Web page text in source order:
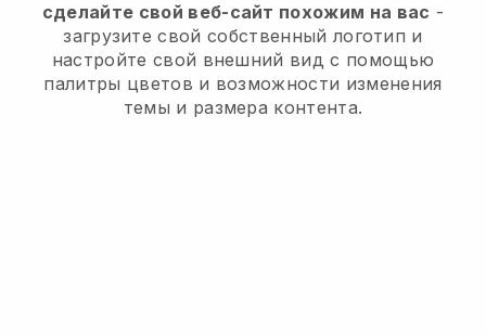
сделайте свой веб-сайт похожим на вас -
загрузите свой собственный логотип и
настройте свой внешний вид с помощью
палитры цветов и возможности изменения
темы и размера контента.